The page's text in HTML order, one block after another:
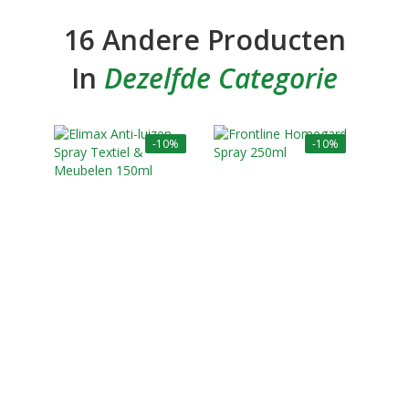
16 Andere Producten
In Dezelfde Categorie
-10% -10%